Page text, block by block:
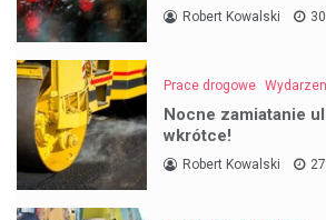
Robert Kowalski
Prace drogowe
Nocne zamiatanie
wkrótce!
Robert Kowalski